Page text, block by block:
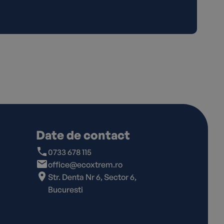
Date de contact
0733 678 115
office@ecoxtrem.ro
Str. Denta Nr 6, Sector 6,
Bucuresti